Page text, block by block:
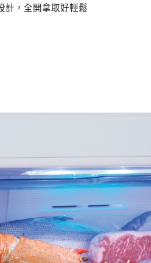
計，全開拿取好輕鬆